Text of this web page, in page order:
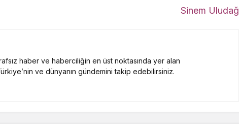
Sinem Uludağ
haber ve haberciliğin en üst noktasında yer alan
ve dünyanın gündemini takip edebilirsiniz.